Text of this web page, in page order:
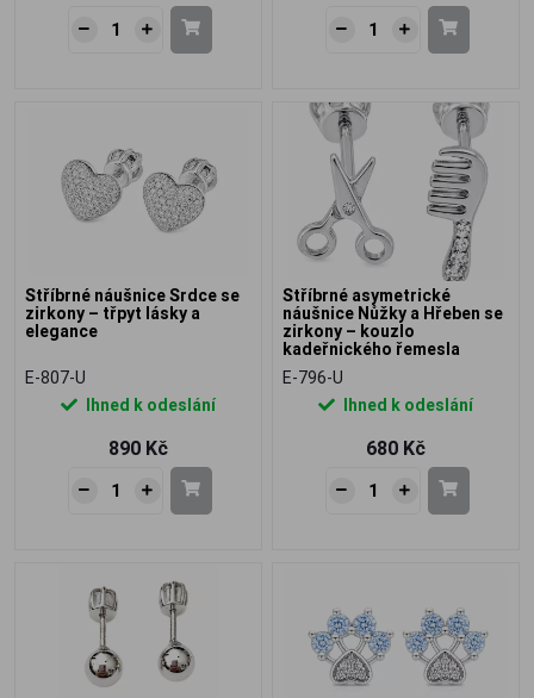
Stříbrné náušnice Srdce se
zirkony – třpyt lásky a
elegance
E-807-U
Ihned k odeslání
890 Kč
Stříbrné asymetrické
náušnice Nůžky a Hřeben se
zirkony – kouzlo
kadeřnického řemesla
E-796-U
Ihned k odeslání
680 Kč